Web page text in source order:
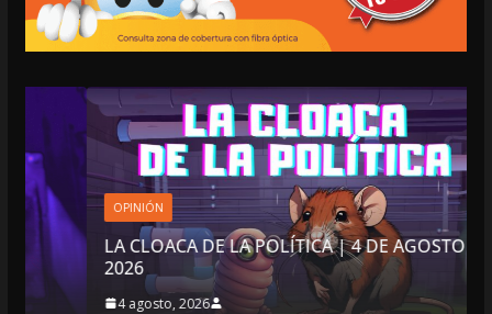
OPINIÓN
LA CLOACA DE LA POLÍTICA | 4 DE AGOSTO DE
2026
4 agosto, 2026